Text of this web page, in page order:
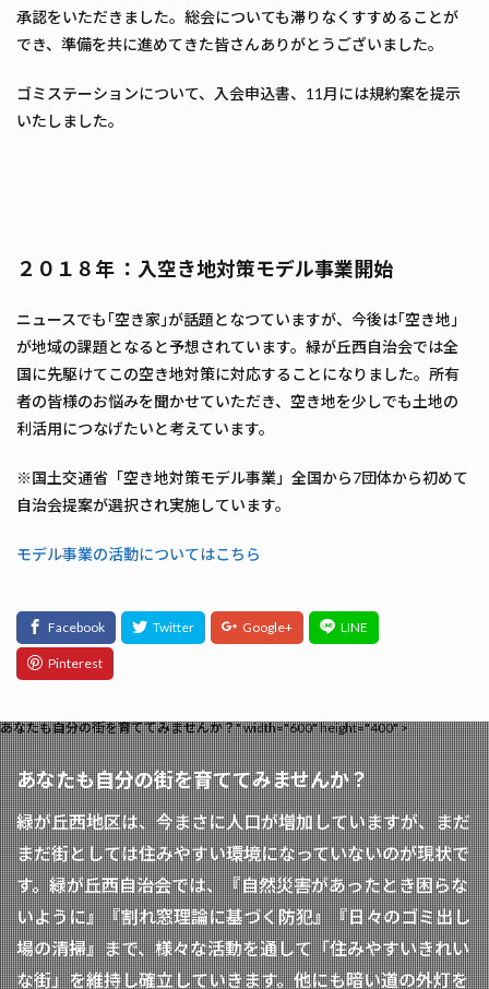
承認をいただきました。総会についても滞りなくすすめることが
でき、準備を共に進めてきた皆さんありがとうございました。
ゴミステーションについて、入会申込書、11月には規約案を提示
いたしました。
２０１８年 ：入空き地対策モデル事業開始
ニュースでも｢空き家｣が話題となつていますが、今後は｢空き地｣
が地域の課題となると予想されています。緑が丘西自治会では全
国に先駆けてこの空き地対策に対応することになりました。所有
者の皆様のお悩みを聞かせていただき、空き地を少しでも土地の
利活用につなげたいと考えています。
※国土交通省「空き地対策モデル事業」全国から7団体から初めて
自治会提案が選択され実施しています。
モデル事業の活動についてはこちら
あなたも自分の街を育ててみませんか？" width="600" height="400" >
あなたも自分の街を育ててみませんか？
緑が丘西地区は、今まさに人口が増加していますが、まだ
まだ街としては住みやすい環境になっていないのが現状で
す。緑が丘西自治会では、『自然災害があったとき困らな
いように』『割れ窓理論に基づく防犯』『日々のゴミ出し
場の清掃』まで、様々な活動を通して「住みやすいきれい
な街」を維持し確立していきます。他にも暗い道の外灯を